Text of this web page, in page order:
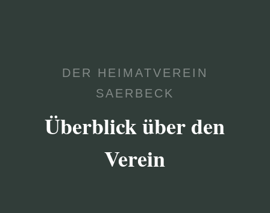
DER HEIMATVEREIN
SAERBECK
Überblick über den
Verein